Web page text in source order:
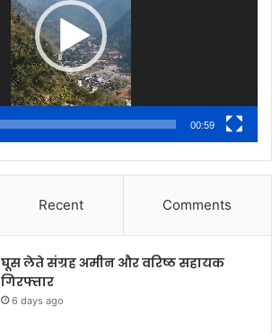
00:59
Recent Comments
घूस लेते संग्रह अमीन और वरिष्ठ सहायक
गिरफ्तार
6 days ago